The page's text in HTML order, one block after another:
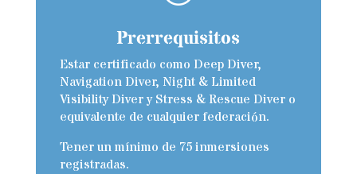
Prerrequisitos
Estar certificado como Deep Diver,
Navigation Diver, Night & Limited
Visibility Diver y Stress & Rescue Diver o
equivalente de cualquier federación.
Tener un mínimo de 75 inmersiones
registradas.